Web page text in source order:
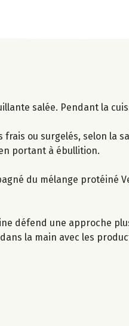
salée. Pendant la
ou surgelés, selon la
portant à ébullition.
du mélange protéiné
défend une approche
la main avec les